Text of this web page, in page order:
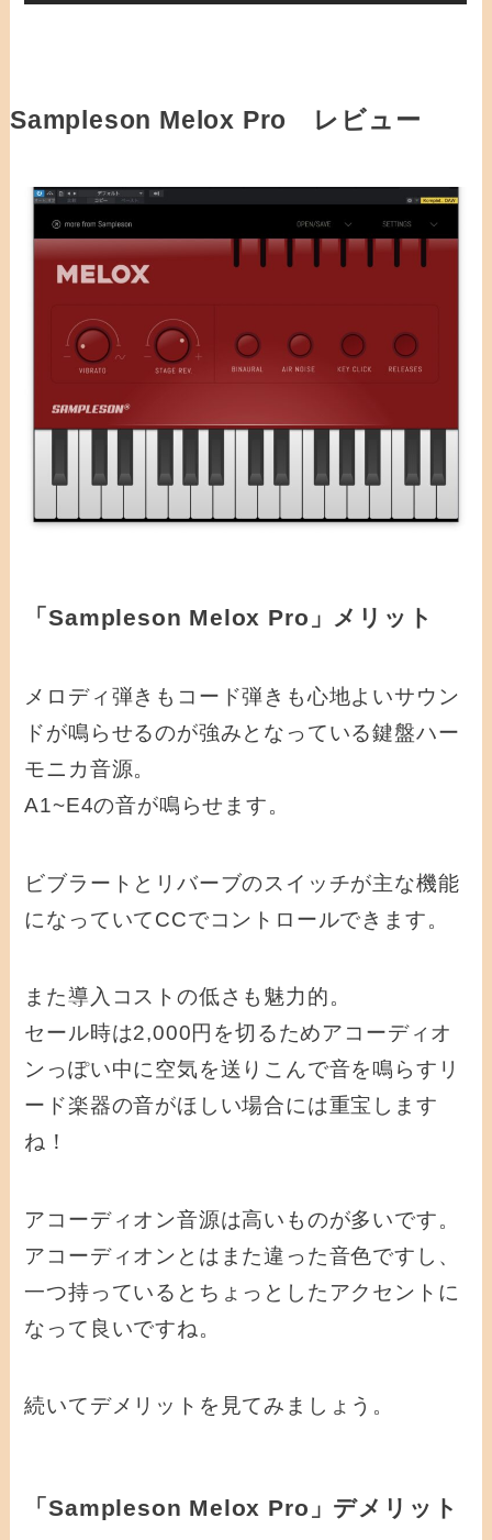
Sampleson Melox Pro レビュー
「Sampleson Melox Pro」メリット
メロディ弾きもコード弾きも心地よいサウン
ドが鳴らせるのが強みとなっている鍵盤ハー
モニカ音源。
A1~E4の音が鳴らせます。
ビブラートとリバーブのスイッチが主な機能
になっていてCCでコントロールできます。
また導入コストの低さも魅力的。
セール時は2,000円を切るためアコーディオ
ンっぽい中に空気を送りこんで音を鳴らすリ
ード楽器の音がほしい場合には重宝します
ね！
アコーディオン音源は高いものが多いです。
アコーディオンとはまた違った音色ですし、
一つ持っているとちょっとしたアクセントに
なって良いですね。
続いてデメリットを見てみましょう。
「Sampleson Melox Pro」デメリット